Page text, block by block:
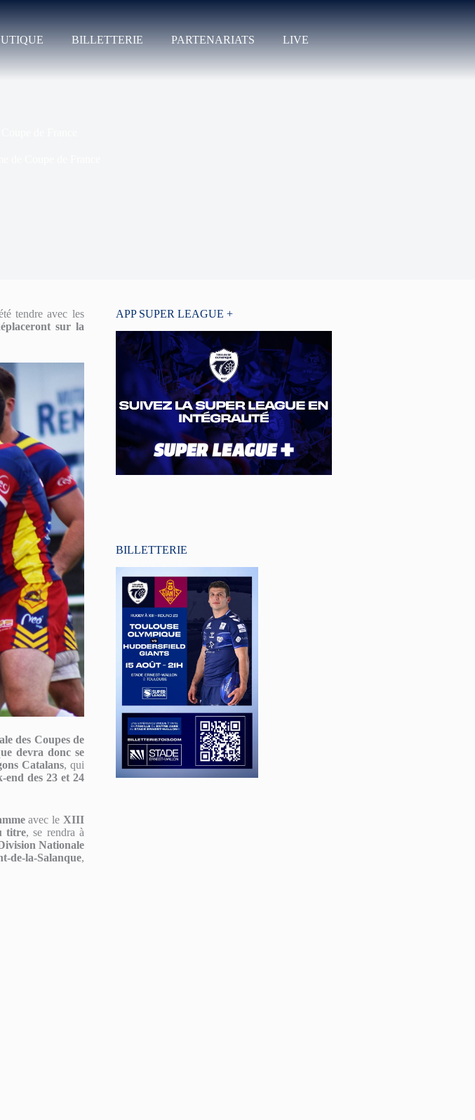
BILLETTERIE PARTENARIATS LIVE
tendre avec les
sur la
des Coupes de
devra donc se
Catalans, qui
end des 23 et 24
avec le XIII
titre, se rendra à
Nationale
de-la-Salanque,
APP SUPER LEAGUE +
BILLETTERIE